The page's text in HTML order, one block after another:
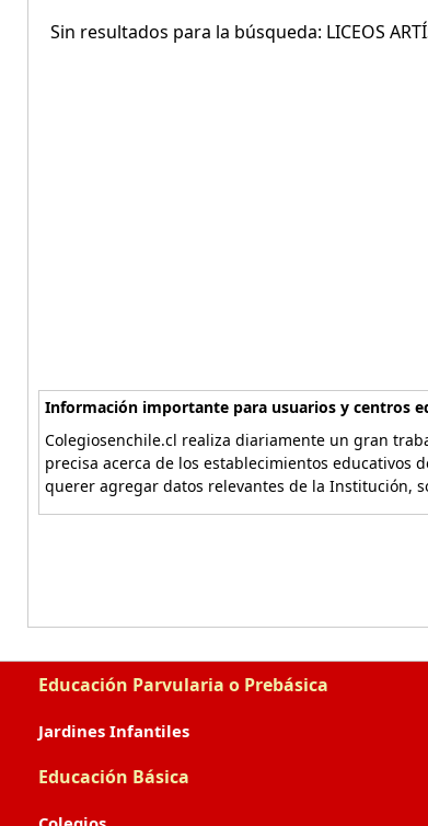
Sin resultados para la búsqueda: LICEOS
Información importante para usuarios y centros
Colegiosenchile.cl realiza diariamente un gran
precisa acerca de los establecimientos educativos
querer agregar datos relevantes de la Institución,
Educación Parvularia o Prebásica
Jardines Infantiles
Educación Básica